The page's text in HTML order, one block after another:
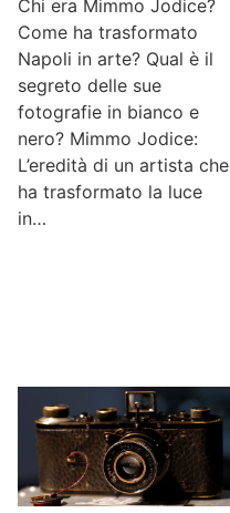
Chi era Mimmo Jodice?
Come ha trasformato
Napoli in arte? Qual è il
segreto delle sue
fotografie in bianco e
nero? Mimmo Jodice:
L’eredità di un artista che
ha trasformato la luce
in…